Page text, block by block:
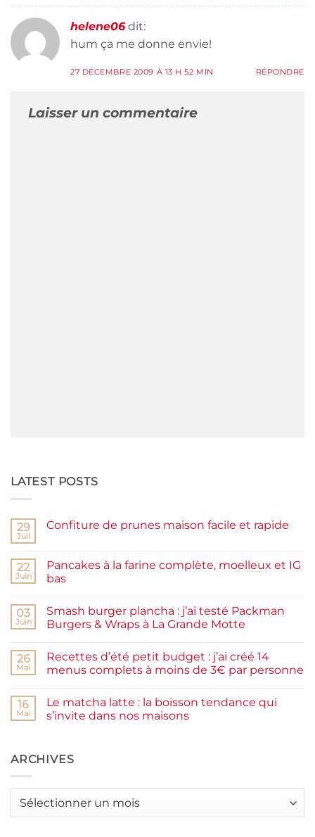
helene06 dit:
hum ça me donne envie!
27 DÉCEMBRE 2009 À 13 H 52 MIN RÉPONDRE
Laisser un commentaire
LATEST POSTS
29
Juil
Confiture de prunes maison facile et rapide
Confiture
de
prunes
et
rapide
22
Juin
Pancakes à la farine complète, moelleux et IG
bas
sur
Pancakes
à
complète,
moelleux
et
03
Juin
Smash burger plancha : j’ai testé Packman
Burgers & Wraps à La Grande Motte
sur
Smash
burger
testé
Packman
Burgers &
Grande
Motte
26
Mai
Recettes d’été petit budget : j’ai créé 14
menus complets à moins de 3€ par personne
sur
Recettes
d’été
j’ai
créé
à
de
16
Mai
Le matcha latte : la boisson tendance qui
s’invite dans nos maisons
Le
matcha
boisson
qui
ARCHIVES
Archives